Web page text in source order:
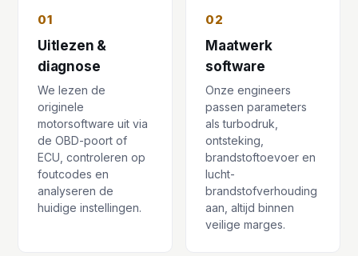
01
Uitlezen &
diagnose
We lezen de
originele
motorsoftware uit via
de OBD-poort of
ECU, controleren op
foutcodes en
analyseren de
huidige instellingen.
02
Maatwerk
software
Onze engineers
passen parameters
als turbodruk,
ontsteking,
brandstoftoevoer en
lucht-
brandstofverhouding
aan, altijd binnen
veilige marges.